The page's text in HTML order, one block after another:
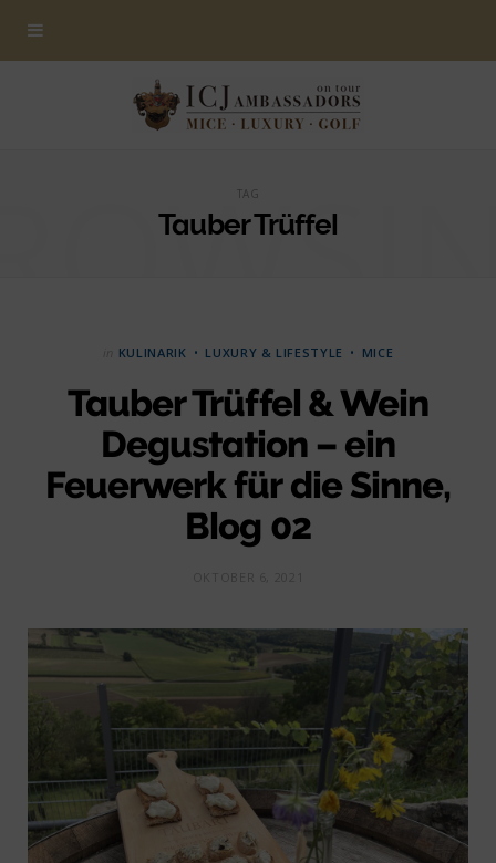
TAG
Tauber Trüffel
KULINARIK LUXURY & LIFESTYLE MICE
Tauber Trüffel & Wein
Degustation – ein
Feuerwerk für die Sinne,
Blog 02